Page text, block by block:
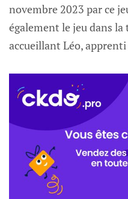
novembre 2023 par ce
également le jeu dans
accueillant Léo,